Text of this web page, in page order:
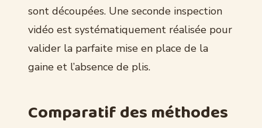
sont découpées. Une seconde inspection
vidéo est systématiquement réalisée pour
valider la parfaite mise en place de la
gaine et l’absence de plis.
Comparatif des méthodes